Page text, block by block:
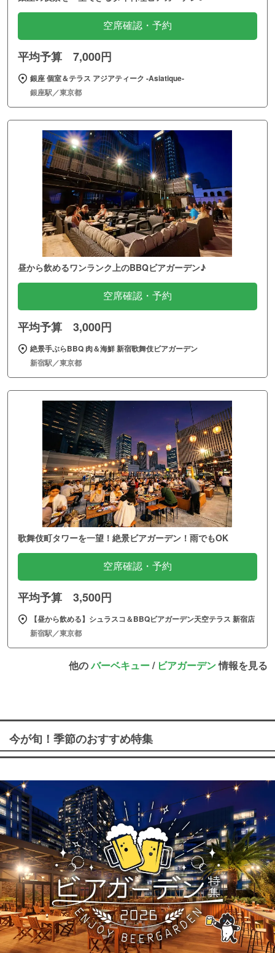
空席確認・予約
平均予算 7,000円
銀座 個室＆テラス アジアティーク ‐Asiatique‐
銀座駅／東京都
昼から飲めるワンランク上のBBQビアガーデン♪
空席確認・予約
平均予算 3,000円
絶景手ぶらBBQ 肉＆海鮮 新宿歌舞伎ビアガーデン
新宿駅／東京都
歌舞伎町タワーを一望！絶景ビアガーデン！雨でもOK
空席確認・予約
平均予算 3,500円
【昼から飲める】シュラスコ＆BBQビアガーデン天空テラス 新宿店
新宿駅／東京都
他のバーベキュー/ ビアガーデン情報を見る
今が旬！季節のおすすめ特集